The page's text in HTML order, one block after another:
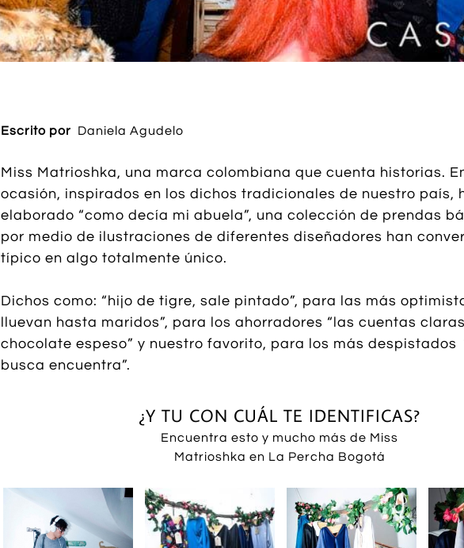
Escrito por ​Daniela Agudelo
Miss Matrioshka, una marca colombiana que cuenta historias.
ocasión, inspirados en los dichos tradicionales de nuestro país,
elaborado “como decía mi abuela”, una colección de prendas
por medio de ilustraciones de diferentes diseñadores han
típico en algo totalmente único.
Dichos como: “hijo de tigre, sale pintado”, para las más
lluevan hasta maridos”, para los ahorradores “las cuentas
chocolate espeso” y nuestro favorito, para los más despistados
busca encuentra”.
¿Y TU CON CUÁL TE IDENTIFICAS?
​Encuentra esto y mucho más de Miss
Matrioshka en La Percha Bogotá